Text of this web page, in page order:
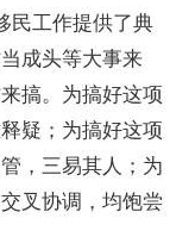
工作提供了典
成头等大事来
搞。为搞好这项
疑；为搞好这项
，三易其人；为
叉协调，均饱尝